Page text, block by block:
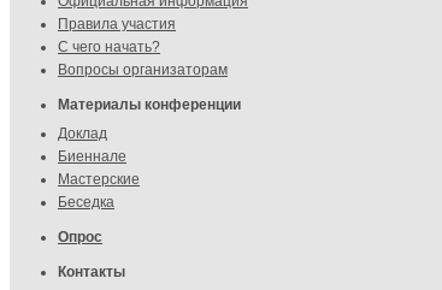
Правила участия
С чего начать?
Вопросы организаторам
Материалы конференции
Доклад
Биеннале
Мастерские
Беседка
Опрос
Контакты